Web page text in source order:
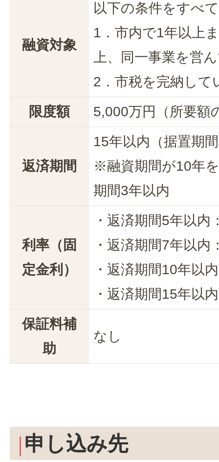
融資対象
以下の条件をすべ
1．市内で1年以上
上、同一事業を営
2．市税を完納して
限度額
5,000万円（所要額
返済期間
15年以内（据置期
※融資期間が10年
期間3年以内
利率（固
定金利）
・返済期間5年以内
・返済期間7年以内
・返済期間10年以
・返済期間15年以
保証料補
助
なし
申し込み先